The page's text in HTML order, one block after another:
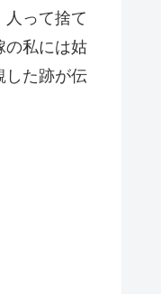
人って捨て
の私には姑
した跡が伝